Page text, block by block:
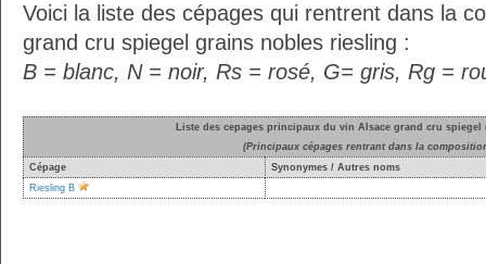
Voici la liste des cépages qui rentrent dans la
grand cru spiegel grains nobles riesling :
B = blanc, N = noir, Rs = rosé, G= gris, Rg =
Liste des cepages principaux du vin Alsace grand cru
(Principaux cépages rentrant dans la
Cépage
Synonymes / Autres noms
Riesling B